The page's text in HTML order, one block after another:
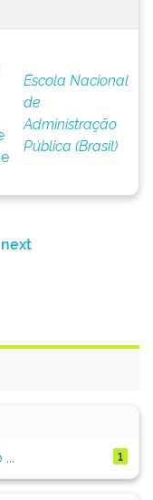
Escola Nacional
de
Administração
Pública (Brasil)
next
1